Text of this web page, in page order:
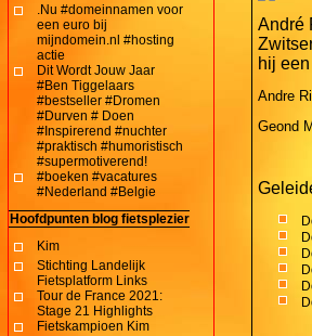
.Nu #domeinnamen voor
een euro bij
mijndomein.nl #hosting
actie
Dit Wordt Jouw Jaar
#Ben Tiggelaars
#bestseller #Dromen
#Durven # Doen
#Inspirerend #nuchter
#praktisch #humoristisch
#supermotiverend!
#boeken #vacatures
#Nederland #Belgie
Hoofdpunten blog fietsplezier
Kim
Stichting Landelijk
Fietsplatform Links
Tour de France 2021:
Stage 21 Highlights
Fietskampioen Kim
André
hij
Andre
Geond